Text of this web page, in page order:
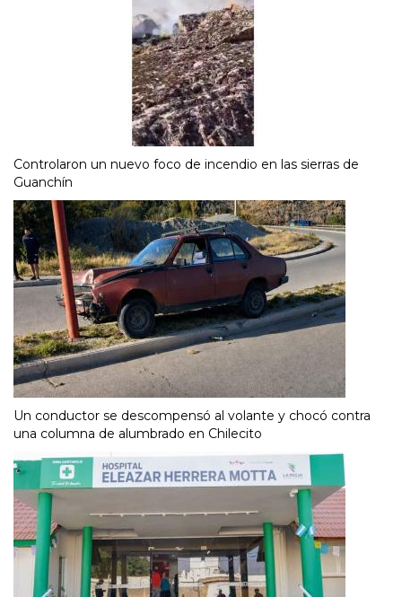
Controlaron un nuevo foco de incendio en las sierras de
Guanchín
Un conductor se descompensó al volante y chocó contra
una columna de alumbrado en Chilecito